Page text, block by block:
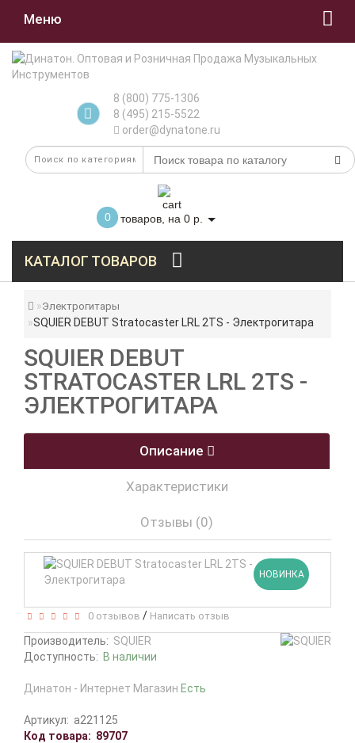
Меню
8 (800) 775-1306
8 (495) 215-5522
order@dynatone.ru
0 товаров, на 0 р.
КАТАЛОГ ТОВАРОВ
Электрогитары
SQUIER DEBUT Stratocaster LRL 2TS - Электрогитара
SQUIER DEBUT
STRATOCASTER LRL 2TS -
ЭЛЕКТРОГИТАРА
Описание
Характеристики
Отзывы (0)
НОВИНКА
0 отзывов / Написать отзыв
Производитель: SQUIER
Доступность: В наличии
Динатон - Интернет Магазин Есть
Артикул: a221125
Код товара: 89707